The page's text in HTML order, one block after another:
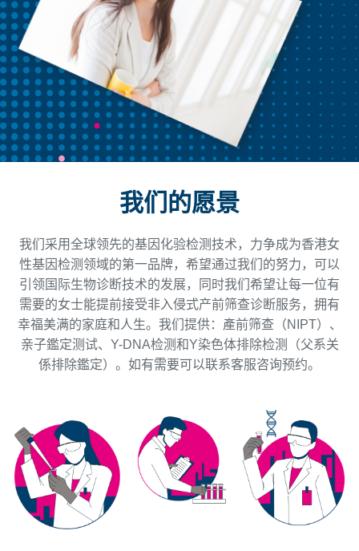
我们的愿景
我们采用全球领先的基因化验检测技术，力争成为香港女
性基因检测领域的第一品牌，希望通过我们的努力，可以
引领国际生物诊断技术的发展，同时我们希望让每一位有
需要的女士能提前接受非入侵式产前筛查诊断服务，拥有
幸福美满的家庭和人生。我们提供：產前筛查（NIPT）、
亲子鑑定测试、Y-DNA检测和Y染色体排除检测（父系关
係排除鑑定）。如有需要可以联系客服咨询预约。